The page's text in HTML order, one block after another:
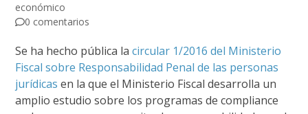
económico
0 comentarios
Se ha hecho pública la circular 1/2016 del Ministerio
Fiscal sobre Responsabilidad Penal de las personas
jurídicas en la que el Ministerio Fiscal desarrolla un
amplio estudio sobre los programas de compliance